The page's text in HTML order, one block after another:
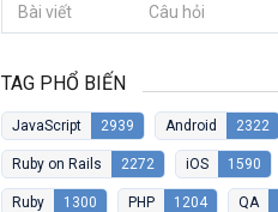
Bài viết Câu hỏi
TAG PHỔ BIẾN
JavaScript 2939 Android 2322
Ruby on Rails 2272 iOS 1590
Ruby 1300 PHP 1204 QA